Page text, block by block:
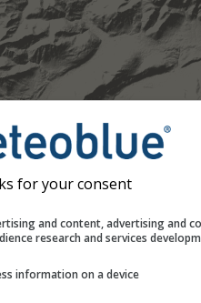
for your consent
and content, advertising and
research and services
information on a device